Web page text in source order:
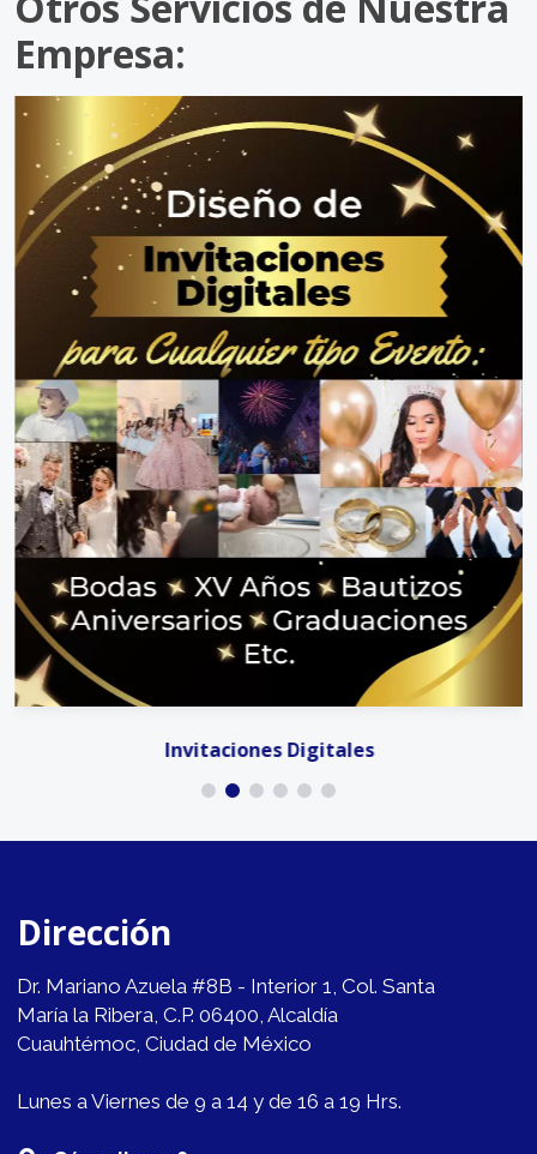
Empresa:
Invitaciones Digitales
Dirección
Dr. Mariano Azuela #8B - Interior 1, Col. Santa
María la Ribera, C.P. 06400, Alcaldía
Cuauhtémoc, Ciudad de México
Lunes a Viernes de 9 a 14 y de 16 a 19 Hrs.